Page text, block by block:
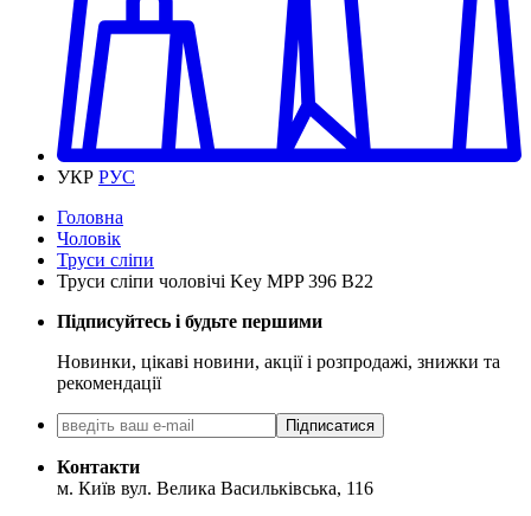
УКР РУС
Головна
Чоловік
Труси сліпи
Труси сліпи чоловічі Key MPP 396 B22
Підписуйтесь і будьте першими
Новинки, цікаві новини, акції і розпродажі, знижки та
рекомендації
Підписатися
Контакти
м. Київ вул. Велика Васильківська, 116